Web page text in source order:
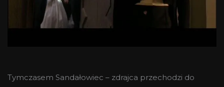
Tymczasem Sandałowiec – zdrajca przechodzi do